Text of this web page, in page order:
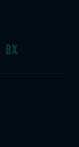
8x